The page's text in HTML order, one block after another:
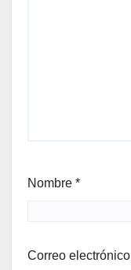
Nombre *
Correo electrónico